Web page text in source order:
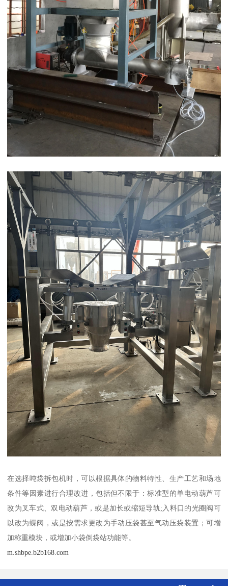
在选择吨袋拆包机时，可以根据具体的物料特性、生产工艺和场地
条件等因素进行合理改进，包括但不限于：标准型的单电动葫芦可
改为叉车式、双电动葫芦，或是加长或缩短导轨;入料口的光圈阀可
以改为蝶阀，或是按需求更改为手动压袋甚至气动压袋装置；可增
加称重模块，或增加小袋倒袋站功能等。
m.shbpe.b2b168.com